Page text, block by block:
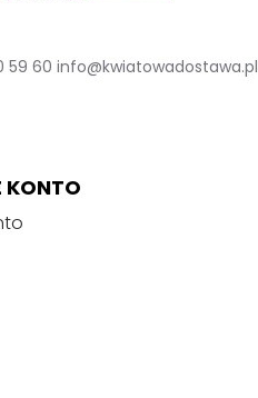
59 60 info@kwiatowadostawa.pl
KONTO